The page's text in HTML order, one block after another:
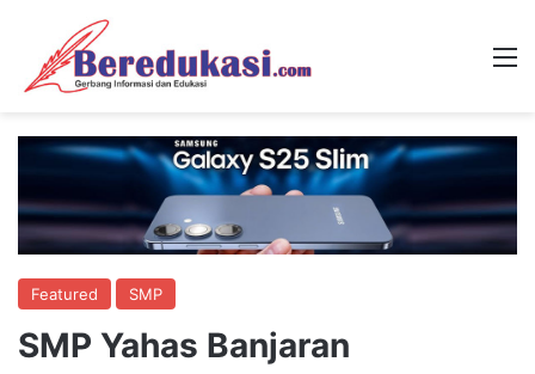
Featured SMP
SMP Yahas Banjaran